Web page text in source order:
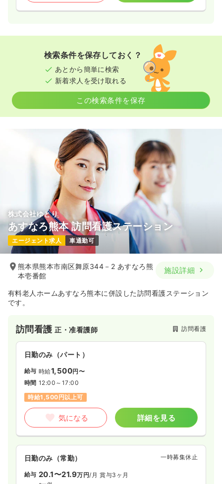
検索条件を保存しておく？
あとから簡単に検索
新着求人を受け取れる
この検索条件を保存
株式会社ゆとり
あすなろ熊本 訪問看護ステーション
エージェント求人 車通勤可
熊本県熊本市南区舞原344－2 あすなろ熊
本壱番館
施設詳細
有料老人ホームあすなろ熊本に併設した訪問看護ステーション
です。
訪問看護正・准看護師 訪問看護
日勤のみ（パート）
給与 時給1,500円〜
時間 12:00～17:00
時給1,500円以上可
気になる 詳細を見る
日勤のみ（常勤） 一時募集休止
給与 20.1〜21.9万円/月 賞与3ヶ月